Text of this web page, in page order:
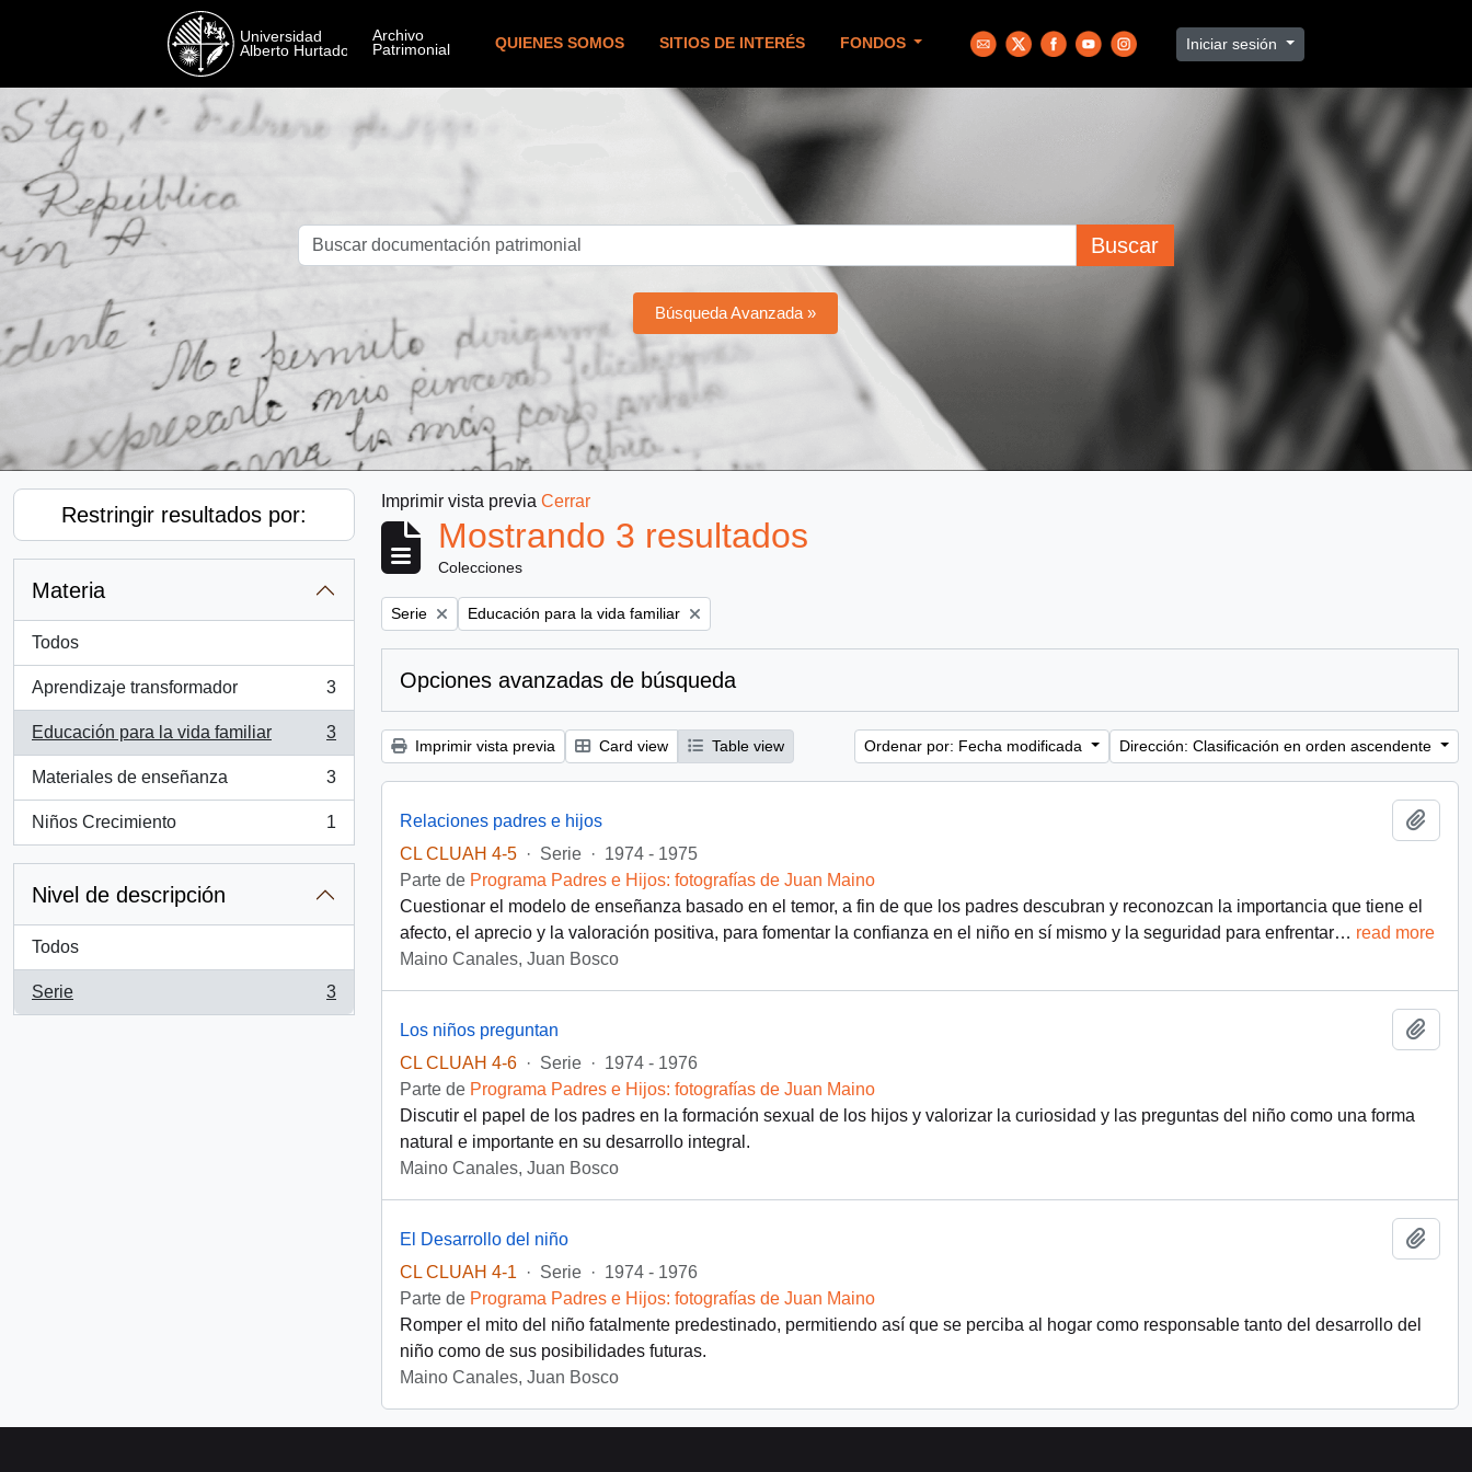
QUIENES SOMOS SITIOS DE INTERÉS FONDOS Iniciar sesión
Buscar
Búsqueda Avanzada »
Restringir resultados por:
Materia
Todos
Aprendizaje transformador
, 3 resultados
3
Educación para la vida familiar
, 3 resultados
3
Materiales de enseñanza
, 3 resultados
3
Niños Crecimiento
, 1 resultados
1
Nivel de descripción
Todos
Serie
, 3 resultados
3
Imprimir vista previa Cerrar
Mostrando 3 resultados
Colecciones
Remove filter:
Serie Remove filter:
Educación para la vida familiar
Opciones avanzadas de búsqueda
Imprimir vista previa Card view Table view Ordenar por: Fecha modificada Dirección: Clasificación en orden ascendente
Relaciones padres e hijos
CL CLUAH 4-5 · Serie · 1974 - 1975
Parte de Programa Padres e Hijos: fotografías de Juan Maino
Cuestionar el modelo de enseñanza basado en el temor, a fin de que los padres descubran y reconozcan la importancia que tiene el
afecto, el aprecio y la valoración positiva, para fomentar la confianza en el niño en sí mismo y la seguridad para enfrentar… read more
Maino Canales, Juan Bosco
Los niños preguntan
CL CLUAH 4-6 · Serie · 1974 - 1976
Parte de Programa Padres e Hijos: fotografías de Juan Maino
Discutir el papel de los padres en la formación sexual de los hijos y valorizar la curiosidad y las preguntas del niño como una forma
natural e importante en su desarrollo integral.
Maino Canales, Juan Bosco
El Desarrollo del niño
CL CLUAH 4-1
· Serie · 1974 - 1976
Parte de Programa Padres e Hijos: fotografías de Juan Maino
Romper el mito del niño fatalmente predestinado, permitiendo así que se perciba al hogar como responsable tanto del desarrollo del
niño como de sus posibilidades futuras.
Maino Canales, Juan Bosco